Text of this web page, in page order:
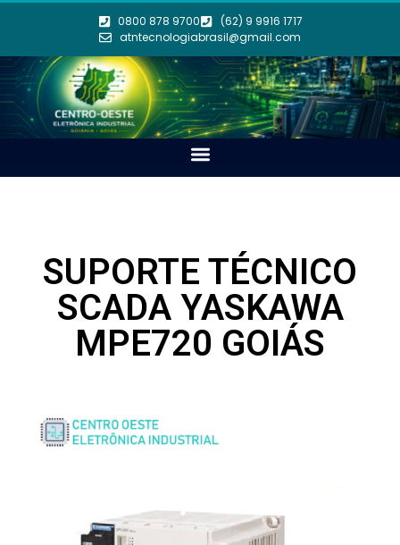
0800 878 9700
(62) 9 9916 1717
atntecnologiabrasil@gmail.com
SUPORTE TÉCNICO
SCADA YASKAWA
MPE720 GOIÁS